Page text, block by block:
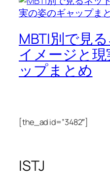
MBTI別で見
イメージと
ップまとめ
[the_ad id=”3482″]
ISTJ